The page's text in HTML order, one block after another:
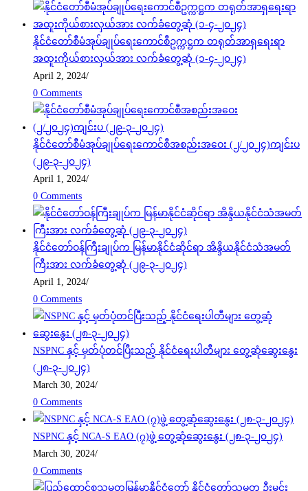
နိုင်ငံတော်စီမံအုပ်ချုပ်ရေးကောင်စီဥက္ကဋ္ဌက တရုတ်အာရှရေးရာ
အထူးကိုယ်စားလှယ်အား လက်ခံတွေ့ဆုံ (၁-၄-၂၀၂၄)
April 2, 2024/
0 Comments
နိုင်ငံတော်စီမံအုပ်ချုပ်ရေးကောင်စီအစည်းအဝေး (၂/၂၀၂၄)ကျင်းပ
(၂၉-၃-၂၀၂၄)
April 1, 2024/
0 Comments
နိုင်ငံတော်ဝန်ကြီးချုပ်က မြန်မာနိုင်ငံဆိုင်ရာ အိန္ဒိယနိုင်ငံသံအမတ်
ကြီးအား လက်ခံတွေ့ဆုံ (၂၉-၃-၂၀၂၄)
April 1, 2024/
0 Comments
NSPNC နှင့် မှတ်ပုံတင်ပြီးသည့် နိုင်ငံရေးပါတီများ တွေ့ဆုံဆွေးနွေး
(၂၈-၃-၂၀၂၄)
March 30, 2024/
0 Comments
NSPNC နှင့် NCA-S EAO (၇)ဖွဲ့ တွေ့ဆုံဆွေးနွေး (၂၈-၃-၂၀၂၄)
March 30, 2024/
0 Comments